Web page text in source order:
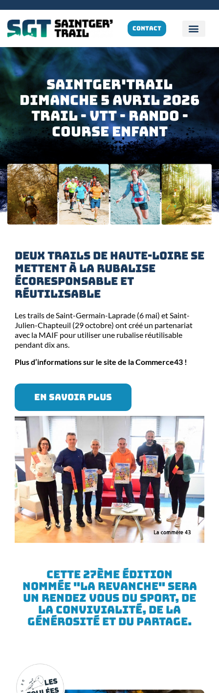
CONTACT
SAINTGER'TRAIL
Dimanche 5 Avril 2026
TRAIL - VTT - rando -
cOURSE ENFANT
Deux trails de Haute-Loire se
mettent à la rubalise
écoresponsable et
réutilisable
Les trails de Saint-Germain-Laprade (6 mai) et Saint-
Julien-Chapteuil (29 octobre) ont créé un partenariat
avec la MAIF pour utiliser une rubalise réutilisable
pendant dix ans.
Plus d’informations sur le site de la Commerce43 !
EN SAVOIR PLUS
Cette 27ème édition
nommée "LA revanche" sera
un rendez vous du sport, de
la convivialité, de la
générosité et du partage.